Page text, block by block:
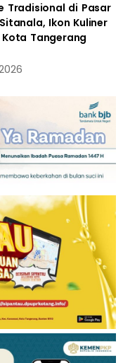
Tradisional di Pasar
Ikon Kuliner
Tangerang